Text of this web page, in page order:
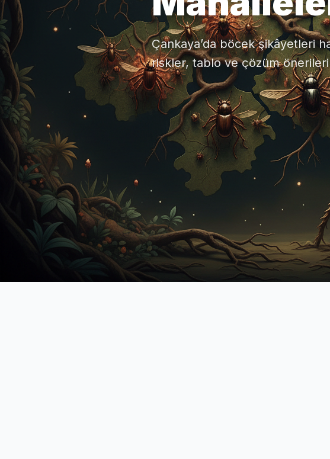
Çankaya’da böcek şikâyetleri
riskler, tablo ve çözüm